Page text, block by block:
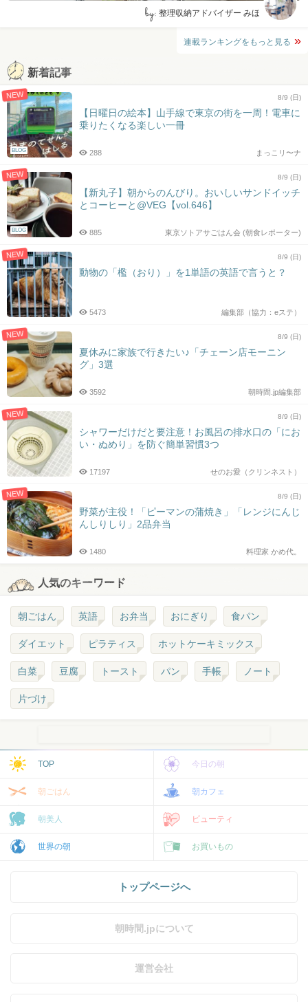
by: 整理収納アドバイザー みほ
連載ランキングをもっと見る
新着記事
NEW
BLOG
8/9 (日)
【日曜日の絵本】山手線で東京の街を一周！電車に
乗りたくなる楽しい一冊
まっこリ〜ナ
288
NEW
BLOG
8/9 (日)
【新丸子】朝からのんびり。おいしいサンドイッチ
とコーヒーと@VEG【vol.646】
東京ソトアサごはん会 (朝食レポーター)
885
NEW 8/9 (日)
動物の「檻（おり）」を1単語の英語で言うと？
編集部（協力：eステ）
5473
NEW 8/9 (日)
夏休みに家族で行きたい♪「チェーン店モーニン
グ」3選
朝時間.jp編集部
3592
NEW 8/9 (日)
シャワーだけだと要注意！お風呂の排水口の「にお
い・ぬめり」を防ぐ簡単習慣3つ
せのお愛（クリンネスト）
17197
NEW 8/9 (日)
野菜が主役！「ピーマンの蒲焼き」「レンジにんじ
んしりしり」2品弁当
料理家 かめ代。
1480
人気のキーワード
朝ごはん 英語 お弁当 おにぎり 食パン
ダイエット ピラティス ホットケーキミックス
白菜 豆腐 トースト パン 手帳 ノート
片づけ
TOP 今日の朝
朝ごはん 朝カフェ
朝美人 ビューティ
世界の朝 お買いもの
トップページへ
朝時間.jpについて
運営会社